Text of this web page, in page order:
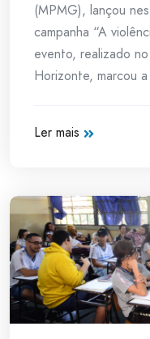
(MPMG), lançou
campanha “A
evento, realizado
Horizonte, marcou
Ler mais